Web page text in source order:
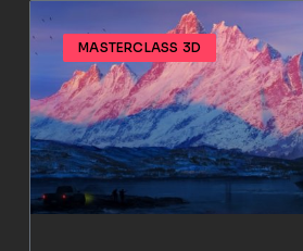
MASTERCLASS 3D